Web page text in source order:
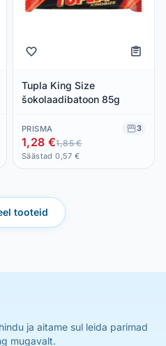
Tupla King Size
šokolaadibatoon 85g
PRISMA 3
1,28 €1,85 €
Säästad 0,57 €
tooteid
ja aitame sul leida parimad
mugavalt.